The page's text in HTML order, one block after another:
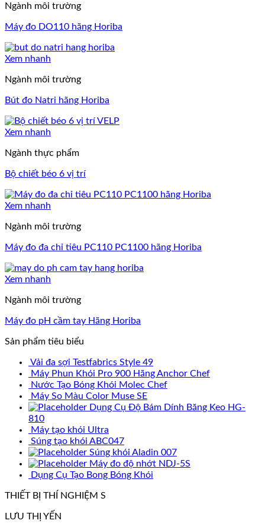
Ngành môi trường
Máy đo DO110 hãng Horiba
Xem nhanh
Ngành môi trường
Bút đo Natri hãng Horiba
Xem nhanh
Ngành thực phẩm
Bộ chiết béo 6 vị trí
Xem nhanh
Ngành môi trường
Máy đo đa chỉ tiêu PC110 PC1100 hãng Horiba
Xem nhanh
Ngành môi trường
Máy đo pH cầm tay Hãng Horiba
Sản phẩm tiêu biểu
Vải đa sợi Testfabrics Style 49
Máy Phun Khói Pro 900 Hãng Anchor Chef
Nước Tạo Bóng Khói Molec Chef
Máy So Màu Color Muse SE
Dụng Cụ Độ Bám Dính Băng Keo HG-
810
Máy tạo khói Ultra
Súng tạo khói ABC047
Súng khói Aladin 007
Máy đo độ nhớt NDJ-5S
Dụng Cụ Tạo Bong Bóng Khói
THIẾT BỊ THÍ NGHIỆM S
LƯU THỊ YẾN